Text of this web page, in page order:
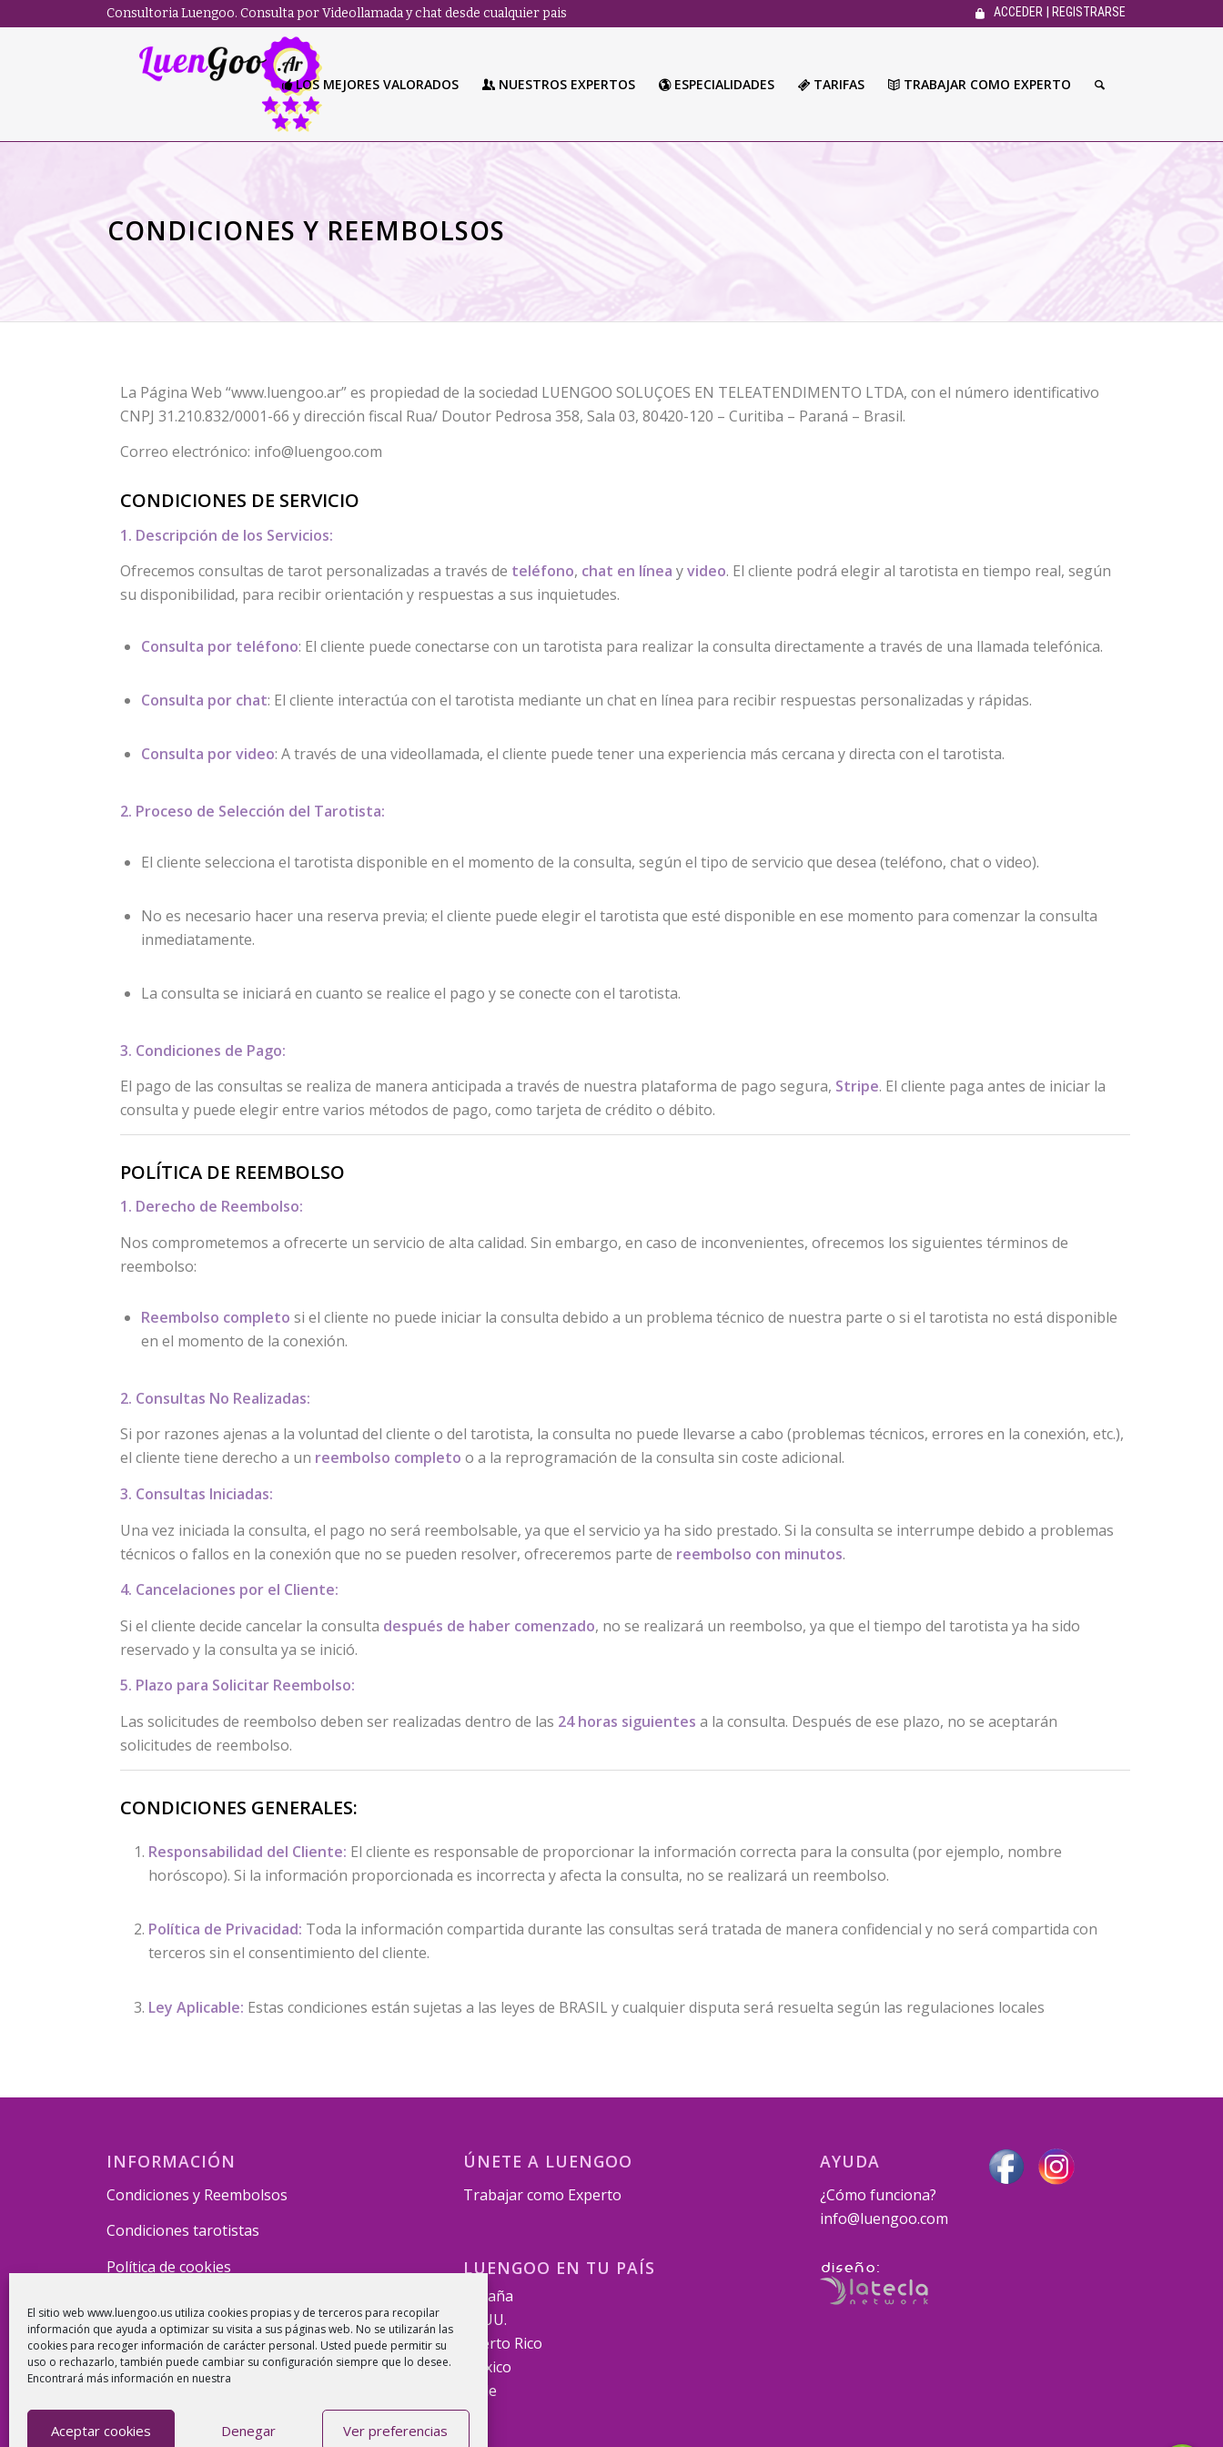
El sitio web www.luengoo.us utiliza cookies propias y de terceros para recopilar
información que ayuda a optimizar su visita a sus páginas web. No se utilizarán las
cookies para recoger información de carácter personal. Usted puede permitir su
uso o rechazarlo, también puede cambiar su configuración siempre que lo desee.
Encontrará más información en nuestra
Aceptar cookies Denegar Ver preferencias
ACCEDER| REGISTRARSE
Consultoria Luengoo. Consulta por Videollamada y chat desde cualquier pais
LOS MEJORES VALORADOS NUESTROS EXPERTOS ESPECIALIDADES TARIFAS TRABAJAR COMO EXPERTO
CONDICIONES Y REEMBOLSOS
La Página Web “www.luengoo.ar” es propiedad de la sociedad LUENGOO SOLUÇOES EN TELEATENDIMENTO LTDA, con el número identificativo
CNPJ 31.210.832/0001-66 y dirección fiscal Rua/ Doutor Pedrosa 358, Sala 03, 80420-120 – Curitiba – Paraná – Brasil.
Correo electrónico: info@luengoo.com
CONDICIONES DE SERVICIO
1. Descripción de los Servicios:
Ofrecemos consultas de tarot personalizadas a través de teléfono, chat en línea yvideo. El cliente podrá elegir al tarotista en tiempo real, según
su disponibilidad, para recibir orientación y respuestas a sus inquietudes.
Consulta por teléfono: El cliente puede conectarse con un tarotista para realizar la consulta directamente a través de una llamada telefónica.
Consulta por chat: El cliente interactúa con el tarotista mediante un chat en línea para recibir respuestas personalizadas y rápidas.
Consulta por video: A través de una videollamada, el cliente puede tener una experiencia más cercana y directa con el tarotista.
2. Proceso de Selección del Tarotista:
El cliente selecciona el tarotista disponible en el momento de la consulta, según el tipo de servicio que desea (teléfono, chat o video).
No es necesario hacer una reserva previa; el cliente puede elegir el tarotista que esté disponible en ese momento para comenzar la consulta
inmediatamente.
La consulta se iniciará en cuanto se realice el pago y se conecte con el tarotista.
3. Condiciones de Pago:
El pago de las consultas se realiza de manera anticipada a través de nuestra plataforma de pago segura, Stripe. El cliente paga antes de iniciar la
consulta y puede elegir entre varios métodos de pago, como tarjeta de crédito o débito.
POLÍTICA DE REEMBOLSO
1. Derecho de Reembolso:
Nos comprometemos a ofrecerte un servicio de alta calidad. Sin embargo, en caso de inconvenientes, ofrecemos los siguientes términos de
reembolso:
Reembolso completo si el cliente no puede iniciar la consulta debido a un problema técnico de nuestra parte o si el tarotista no está disponible
en el momento de la conexión.
2. Consultas No Realizadas:
Si por razones ajenas a la voluntad del cliente o del tarotista, la consulta no puede llevarse a cabo (problemas técnicos, errores en la conexión, etc.),
el cliente tiene derecho a un reembolso completo o a la reprogramación de la consulta sin coste adicional.
3. Consultas Iniciadas:
Una vez iniciada la consulta, el pago no será reembolsable, ya que el servicio ya ha sido prestado. Si la consulta se interrumpe debido a problemas
técnicos o fallos en la conexión que no se pueden resolver, ofreceremos parte de reembolso con minutos.
4. Cancelaciones por el Cliente:
Si el cliente decide cancelar la consulta después de haber comenzado, no se realizará un reembolso, ya que el tiempo del tarotista ya ha sido
reservado y la consulta ya se inició.
5. Plazo para Solicitar Reembolso:
Las solicitudes de reembolso deben ser realizadas dentro de las 24 horas siguientes a la consulta. Después de ese plazo, no se aceptarán
solicitudes de reembolso.
CONDICIONES GENERALES:
Responsabilidad del Cliente: El cliente es responsable de proporcionar la información correcta para la consulta (por ejemplo, nombre
horóscopo). Si la información proporcionada es incorrecta y afecta la consulta, no se realizará un reembolso.
Política de Privacidad: Toda la información compartida durante las consultas será tratada de manera confidencial y no será compartida con
terceros sin el consentimiento del cliente.
Ley Aplicable: Estas condiciones están sujetas a las leyes de BRASIL y cualquier disputa será resuelta según las regulaciones locales
INFORMACIÓN
Condiciones y Reembolsos
Condiciones tarotistas
Política de cookies
ÚNETE A LUENGOO
Trabajar como Experto
LUENGOO EN TU PAÍS
España
EE.UU.
Puerto Rico
Mexico
Chile
AYUDA
¿Cómo funciona?
info@luengoo.com